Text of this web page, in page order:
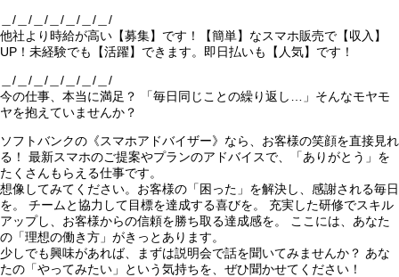
＿/＿/＿/＿/＿/＿/＿/
他社より時給が高い【募集】です！【簡単】なスマホ販売で【収入】
UP！未経験でも【活躍】できます。即日払いも【人気】です！
＿/＿/＿/＿/＿/＿/＿/
今の仕事、本当に満足？ 「毎日同じことの繰り返し…」そんなモヤモ
ヤを抱えていませんか？
ソフトバンクの《スマホアドバイザー》なら、お客様の笑顔を直接見れ
る！ 最新スマホのご提案やプランのアドバイスで、「ありがとう」を
たくさんもらえる仕事です。
想像してみてください。お客様の「困った」を解決し、感謝される毎日
を。 チームと協力して目標を達成する喜びを。 充実した研修でスキル
アップし、お客様からの信頼を勝ち取る達成感を。 ここには、あなた
の「理想の働き方」がきっとあります。
少しでも興味があれば、まずは説明会で話を聞いてみませんか？ あな
たの「やってみたい」という気持ちを、ぜひ聞かせてください！